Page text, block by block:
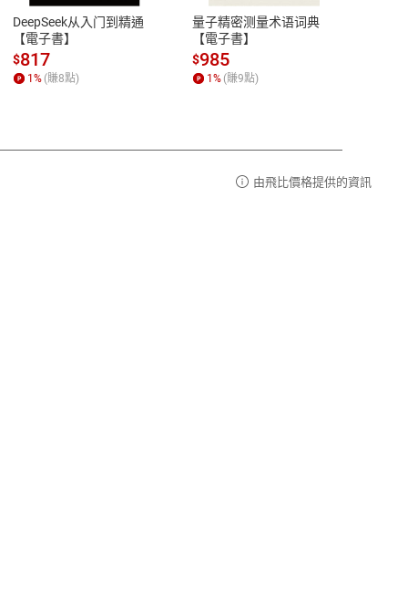
性
參
13:00-17:00 (國定假日及例假日休息)
客服電話：0080-1857077
DeepSeek从入门到精通
【電子書】
$817
1% (賺8點)
量子精密测量术语词典
【電子書】
$985
1% (賺9點)
由飛比價格提供的資訊